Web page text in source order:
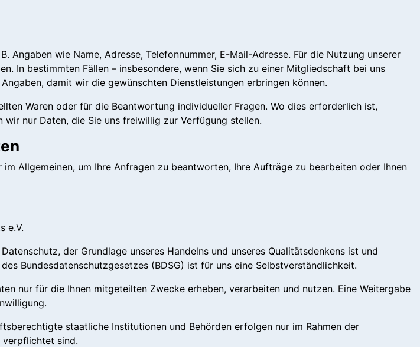
wie Name, Adresse, Telefonnummer, E-Mail-Adresse. Für die Nutzung unserer
In bestimmten Fällen – insbesondere, wenn Sie sich zu einer Mitgliedschaft bei uns
damit wir die gewünschten Dienstleistungen erbringen können.
Waren oder für die Beantwortung individueller Fragen. Wo dies erforderlich ist,
nur Daten, die Sie uns freiwillig zur Verfügung stellen.
Allgemeinen, um Ihre Anfragen zu beantworten, Ihre Aufträge zu bearbeiten oder Ihnen
e.V.
der Grundlage unseres Handelns und unseres Qualitätsdenkens ist und
Bundesdatenschutzgesetzes (BDSG) ist für uns eine Selbstverständlichkeit.
nur für die Ihnen mitgeteilten Zwecke erheben, verarbeiten und nutzen. Eine Weitergabe
staatliche Institutionen und Behörden erfolgen nur im Rahmen der
verpflichtet sind.